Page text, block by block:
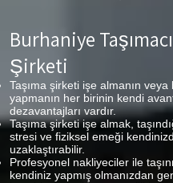
Burhaniye
Şirketi
Taşıma şirketi işe almanın
yapmanın her birinin kendi
dezavantajları vardır.
Taşıma şirketi işe almak,
stresi ve fiziksel emeği
uzaklaştırabilir.
Profesyonel nakliyeciler ile
kendiniz yapmış olmanızdan